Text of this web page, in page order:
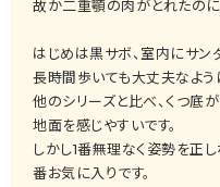
故か二重顎の肉がとれたのに
はじめは黒サボ、室内にサン
長時間歩いても大丈夫なよう
他のシリーズと比べ、くつ底が
地面を感じやすいです。
しかし1番無理なく姿勢を正
番お気に入りです。